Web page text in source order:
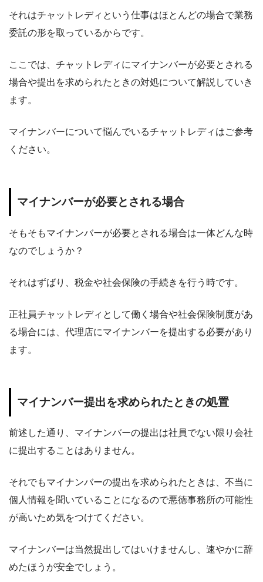
それはチャットレディという仕事はほとんどの場合で業務
委託の形を取っているからです。
ここでは、チャットレディにマイナンバーが必要とされる
場合や提出を求められたときの対処について解説していき
ます。
マイナンバーについて悩んでいるチャットレディはご参考
ください。
マイナンバーが必要とされる場合
そもそもマイナンバーが必要とされる場合は一体どんな時
なのでしょうか？
それはずばり、税金や社会保険の手続きを行う時です。
正社員チャットレディとして働く場合や社会保険制度があ
る場合には、代理店にマイナンバーを提出する必要があり
ます。
マイナンバー提出を求められたときの処置
前述した通り、マイナンバーの提出は社員でない限り会社
に提出することはありません。
それでもマイナンバーの提出を求められたときは、不当に
個人情報を聞いていることになるので悪徳事務所の可能性
が高いため気をつけてください。
マイナンバーは当然提出してはいけませんし、速やかに辞
めたほうが安全でしょう。